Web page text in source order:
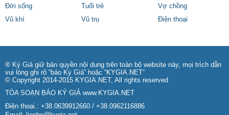
Đời sống
Tuổi trẻ
Vợ chồng
Vũ khí
Vũ trụ Điện thoại
® Ký Giả giữ bản quyền nội dung trên toàn bộ website này, mọi trích dẫn
vui lòng ghi rõ “báo Ký Giả” hoặc “KYGIA.NET”
© Copyright 2014-2015 KYGIA.NET, All rights reserved
TÒA SOẠN BÁO KÝ GIẢ www.KYGIA.NET
Điện thoại.: +38.0639912660 / +38.0962116886